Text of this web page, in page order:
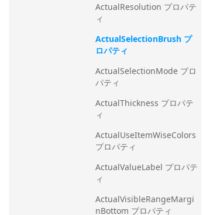
ActualResolution プロパテ
ィ
ActualSelectionBrush プ
ロパティ
ActualSelectionMode プロ
パティ
ActualThickness プロパテ
ィ
ActualUseItemWiseColors
プロパティ
ActualValueLabel プロパテ
ィ
ActualVisibleRangeMargi
nBottom プロパティ